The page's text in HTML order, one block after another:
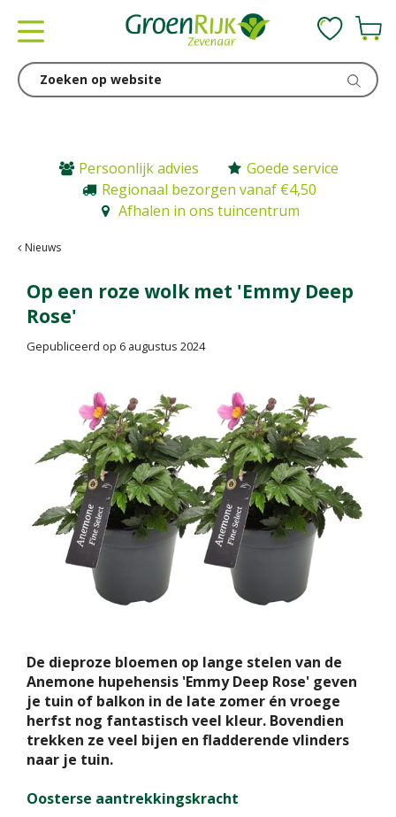
Persoonlijk advies
Goede service
Regionaal bezorgen vanaf €4,50
Afhalen in ons tuincentrum
Nieuws
Op een roze wolk met 'Emmy Deep
Rose'
Gepubliceerd op 6 augustus 2024
De dieproze bloemen op lange stelen van de
Anemone hupehensis 'Emmy Deep Rose' geven
je tuin of balkon in de late zomer én vroege
herfst nog fantastisch veel kleur. Bovendien
trekken ze veel bijen en fladderende vlinders
naar je tuin.
Oosterse aantrekkingskracht